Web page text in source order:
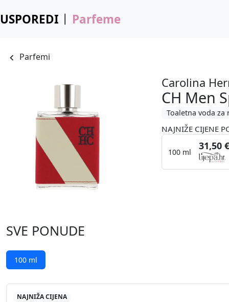
USPOREDI Parfeme
Parfemi
Carolina
CH Men
Toaletna voda za
NAJNIŽE CIJENE
100 ml
31,50
SVE PONUDE
100 ml
NAJNIŽA CIJENA